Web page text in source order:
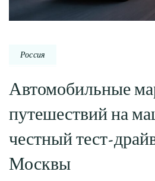
Россия
Автомобильные
путешествий на
честный тест-
Москвы